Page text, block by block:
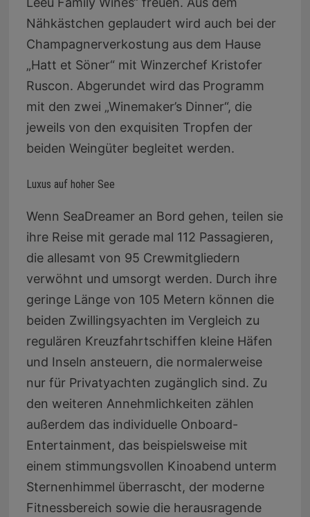
Nähkästchen geplaudert wird auch bei der
Champagnerverkostung aus dem Hause
„Hatt et Söner“ mit Winzerchef Kristofer
Ruscon. Abgerundet wird das Programm
mit den zwei „Winemaker’s Dinner“, die
jeweils von den exquisiten Tropfen der
beiden Weingüter begleitet werden.
Luxus auf hoher See
Wenn SeaDreamer an Bord gehen, teilen sie
ihre Reise mit gerade mal 112 Passagieren,
die allesamt von 95 Crewmitgliedern
verwöhnt und umsorgt werden. Durch ihre
geringe Länge von 105 Metern können die
beiden Zwillingsyachten im Vergleich zu
regulären Kreuzfahrtschiffen kleine Häfen
und Inseln ansteuern, die normalerweise
nur für Privatyachten zugänglich sind. Zu
den weiteren Annehmlichkeiten zählen
außerdem das individuelle Onboard-
Entertainment, das beispielsweise mit
einem stimmungsvollen Kinoabend unterm
Sternenhimmel überrascht, der moderne
Fitnessbereich sowie die herausragende